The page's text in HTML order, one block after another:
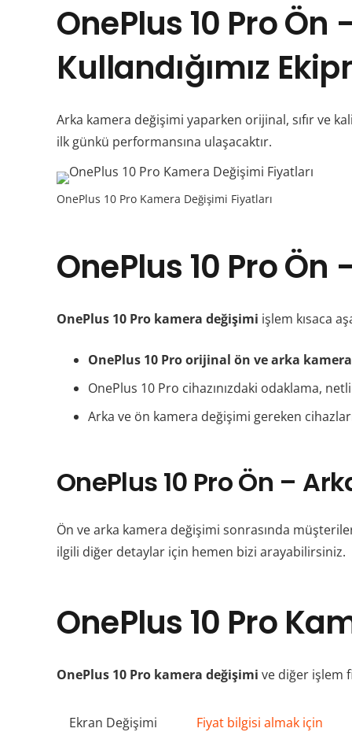
OnePlus 10 Pro
Kullandığımız
Arka kamera değişimi yaparken orijinal, sıfır ve
ilk günkü performansına ulaşacaktır.
OnePlus 10 Pro Kamera Değişimi Fiyatları
OnePlus 10 Pro Ön
OnePlus 10 Pro kamera değişimi işlem kısaca
OnePlus 10 Pro orijinal ön ve arka
OnePlus 10 Pro cihazınızdaki odaklama,
Arka ve ön kamera değişimi gereken
OnePlus 10 Pro Ön –
Ön ve arka kamera değişimi sonrasında
ilgili diğer detaylar için hemen bizi arayabilirsiniz.
OnePlus 10 Pro
OnePlus 10 Pro kamera değişimi ve diğer işlem
Ekran Değişimi
Fiyat bilgisi almak için